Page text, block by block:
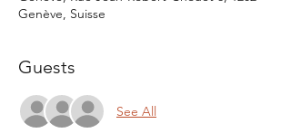
Genève, Suisse
Guests
See All